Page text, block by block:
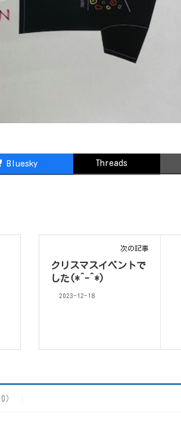
Bluesky Threads
次の記事
クリスマスイベントで
した(*^-^*)
2023-12-18
）